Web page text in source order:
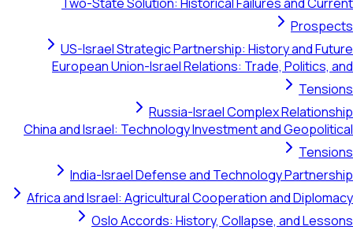
Prospects
US-Israel Strategic Partnership: History and Future
European Union-Israel Relations: Trade, Politics, and
Tensions
Russia-Israel Complex Relationship
China and Israel: Technology Investment and Geopolitical
Tensions
India-Israel Defense and Technology Partnership
Africa and Israel: Agricultural Cooperation and Diplomacy
Oslo Accords: History, Collapse, and Lessons